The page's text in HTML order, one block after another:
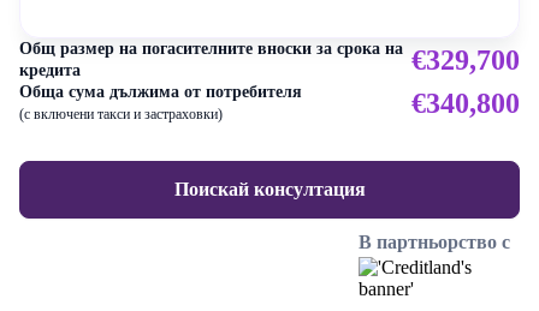
Общ размер на погасителните вноски за срока на
кредита
€329,700
Обща сума дължима от потребителя
(с включени такси и застраховки) €340,800
Поискай консултация
В партньорство с